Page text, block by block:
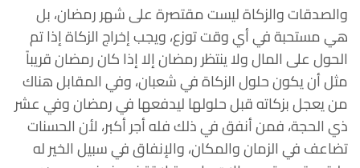
والصدقات والزكاة ليست مقتصرة على شهر رمضان، بل
هي مستحبة في أي وقت توزع، ويجب إخراج الزكاة إذا تم
الحول على المال ولا ينتظر رمضان إلا إذا كان رمضان قريباً
مثل أن يكون حلول الزكاة في شعبان، وفي المقابل هناك
من يعجل بزكاته قبل حلولها ليدفعها في رمضان وفي عشر
ذي الحجة، فمن أنفق في ذلك فله أجر أكبر، لأن الحسنات
تضاعف في الزمان والمكان، والإنفاق في سبيل الخير له